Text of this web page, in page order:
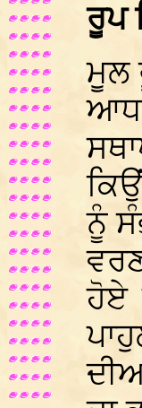
ਰੂਪ
ਮੂਲ
ਨੂੰ
ਹੋਏ